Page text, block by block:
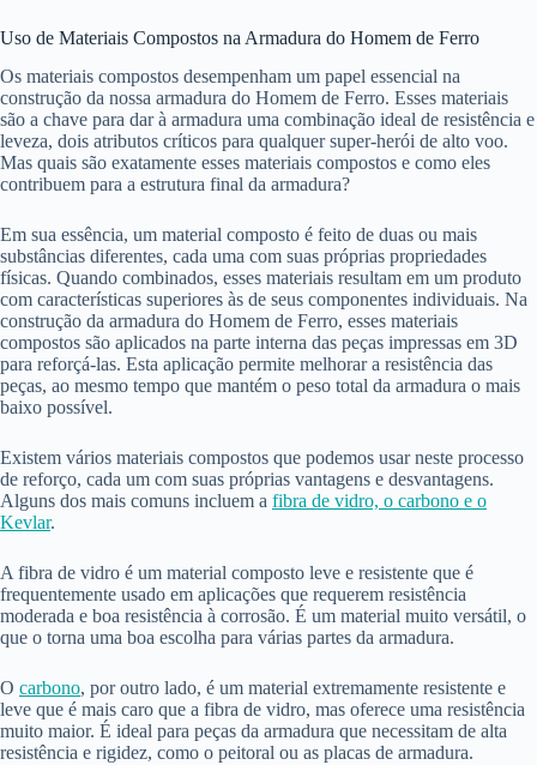
Uso de Materiais Compostos na Armadura do Homem de Ferro
Os materiais compostos desempenham um papel essencial na
construção da nossa armadura do Homem de Ferro. Esses materiais
são a chave para dar à armadura uma combinação ideal de resistência e
leveza, dois atributos críticos para qualquer super-herói de alto voo.
Mas quais são exatamente esses materiais compostos e como eles
contribuem para a estrutura final da armadura?
Em sua essência, um material composto é feito de duas ou mais
substâncias diferentes, cada uma com suas próprias propriedades
físicas. Quando combinados, esses materiais resultam em um produto
com características superiores às de seus componentes individuais. Na
construção da armadura do Homem de Ferro, esses materiais
compostos são aplicados na parte interna das peças impressas em 3D
para reforçá-las. Esta aplicação permite melhorar a resistência das
peças, ao mesmo tempo que mantém o peso total da armadura o mais
baixo possível.
Existem vários materiais compostos que podemos usar neste processo
de reforço, cada um com suas próprias vantagens e desvantagens.
Alguns dos mais comuns incluem a fibra de vidro, o carbono e o
Kevlar.
A fibra de vidro é um material composto leve e resistente que é
frequentemente usado em aplicações que requerem resistência
moderada e boa resistência à corrosão. É um material muito versátil, o
que o torna uma boa escolha para várias partes da armadura.
O carbono, por outro lado, é um material extremamente resistente e
leve que é mais caro que a fibra de vidro, mas oferece uma resistência
muito maior. É ideal para peças da armadura que necessitam de alta
resistência e rigidez, como o peitoral ou as placas de armadura.